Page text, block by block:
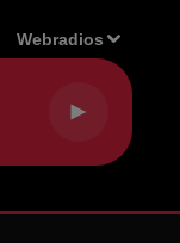
Webradios